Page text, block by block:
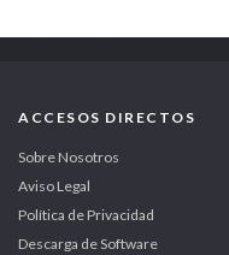
ACCESOS DIRECTOS
Sobre Nosotros
Aviso Legal
Política de Privacidad
Descarga de Software